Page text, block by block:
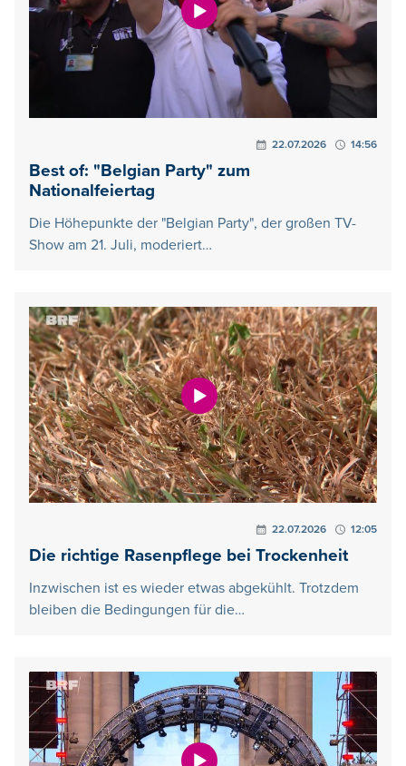
22.07.2026 14:56
Best of: "Belgian Party" zum
Nationalfeiertag
Die Höhepunkte der "Belgian Party", der großen TV-
Show am 21. Juli, moderiert…
22.07.2026 12:05
Die richtige Rasenpflege bei Trockenheit
Inzwischen ist es wieder etwas abgekühlt. Trotzdem
bleiben die Bedingungen für die…